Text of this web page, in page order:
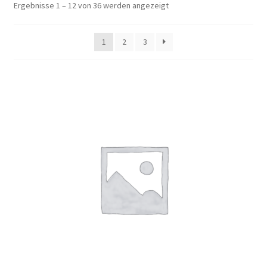
Ergebnisse 1 – 12 von 36 werden angezeigt
1 2 3